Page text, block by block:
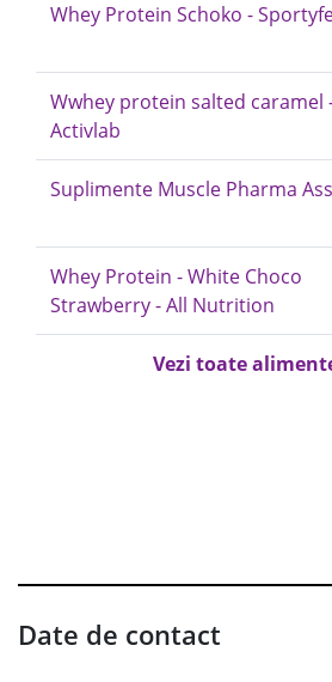
Whey Protein Schoko -
Wwhey protein salted caramel
Activlab
Suplimente Muscle Pharma
Whey Protein - White Choco
Strawberry - All Nutrition
Vezi toate
Date de contact